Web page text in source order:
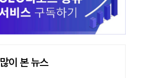
많이 본 뉴스